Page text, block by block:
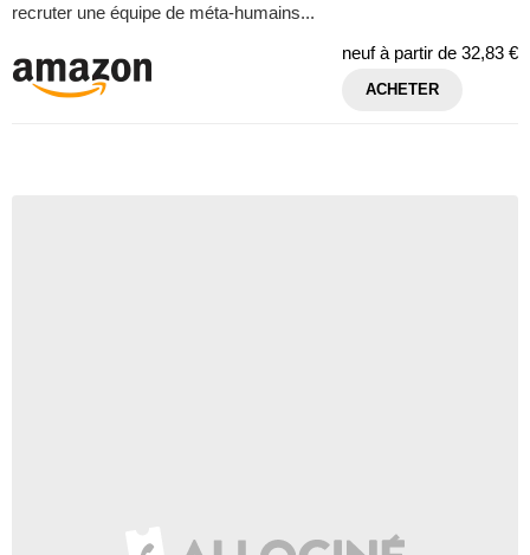
recruter une équipe de méta-humains...
neuf à partir de 32,83 €
ACHETER